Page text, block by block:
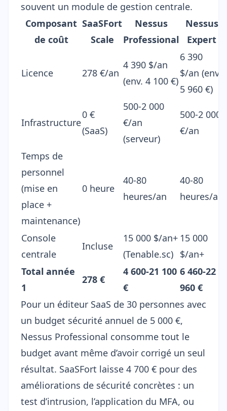
souvent un module de gestion centrale.
Composant
de coût
SaaSFort
Scale
Nessus
Professional
Nessus
Expert
Licence 278 €/an
4 390 $/an
(env. 4 100 €)
6 390
$/an (env.
5 960 €)
Infrastructure
0 €
(SaaS)
500-2 000
€/an
(serveur)
500-2 000
€/an
Temps de
personnel
(mise en
place +
maintenance)
0 heure
40-80
heures/an
40-80
heures/an
Console
centrale
Incluse
15 000 $/an+
(Tenable.sc)
15 000
$/an+
Total année
1
278 €
4 600-21 100
€
6 460-22
960 €
Pour un éditeur SaaS de 30 personnes avec
un budget sécurité annuel de 5 000 €,
Nessus Professional consomme tout le
budget avant même d’avoir corrigé un seul
résultat. SaaSFort laisse 4 700 € pour des
améliorations de sécurité concrètes : un
test d’intrusion, l’application du MFA, ou